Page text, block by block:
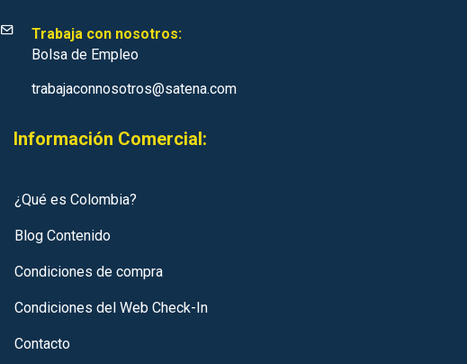
Trabaja con nosotros:
Bolsa de Empleo
trabajaconnosotros@satena.com
Información Comercial:
¿Qué es Colombia?
Blog Contenido
Condiciones de compra
Condiciones del Web Check-In
Contacto